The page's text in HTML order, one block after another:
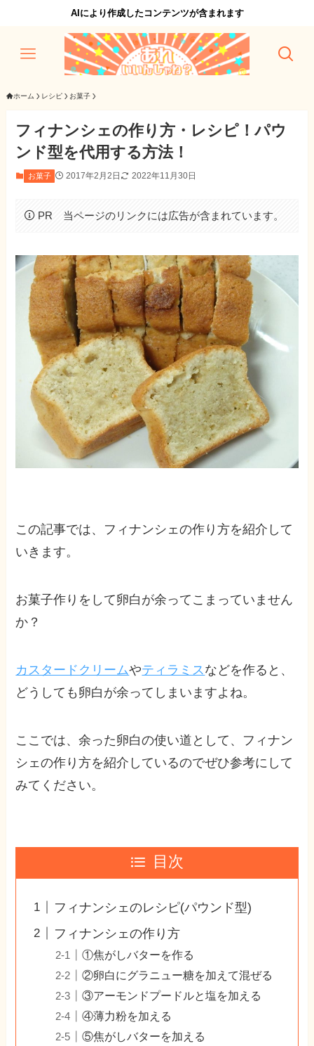
AIにより作成したコンテンツが含まれます
ホーム レシピ お菓子
フィナンシェの作り方・レシピ！パウ
ンド型を代用する方法！
お菓子 2017年2月2日 2022年11月30日
PR 当ページのリンクには広告が含まれています。
この記事では、フィナンシェの作り方を紹介して
いきます。
お菓子作りをして卵白が余ってこまっていません
か？
カスタードクリームやティラミスなどを作ると、
どうしても卵白が余ってしまいますよね。
ここでは、余った卵白の使い道として、フィナン
シェの作り方を紹介しているのでぜひ参考にして
みてください。
目次
フィナンシェのレシピ(パウンド型)
フィナンシェの作り方
①焦がしバターを作る
②卵白にグラニュー糖を加えて混ぜる
③アーモンドプードルと塩を加える
④薄力粉を加える
⑤焦がしバターを加える